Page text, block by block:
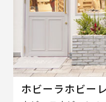
ホビーラホビー